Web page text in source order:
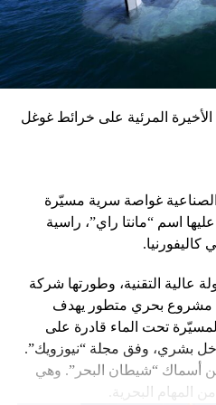
مايو، فقط تسليم قنابل زنة
إلى إسرائيل بسبب مخاوف بشأن سقوط
بتصريحات نارية، ومفاجئة
أبيب أسلحة
وصف تلك التصريحات بالمخيبة
المرئية على خرائط غوغل
غواصة سرية مسيّرة
اسم “مانتا راي”، راسية
كاليفورنيا.
عالية التقنية، وطورتها شركة
مشروع بحري متطور يهدف
تحت الماء قادرة على
بشري، وفق مجلة “نيوزويك”.
أسماك “شيطان البحر”. وهي
البحرية.